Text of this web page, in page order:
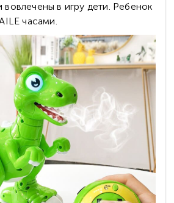
вовлечены в игру дети. Ребенок
часами.